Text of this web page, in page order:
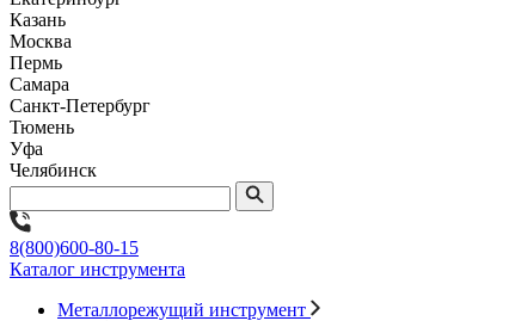
Казань
Москва
Пермь
Самара
Санкт-Петербург
Тюмень
Уфа
Челябинск
8(800)600-80-15
Каталог инструмента
Металлорежущий инструмент